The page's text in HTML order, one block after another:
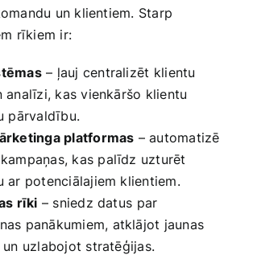
un klientiem. Starp⁣
rīkiem ir:
– ​ļauj centralizēt⁢ klientu
analīzi, kas vienkāršo klientu
pārvaldību.
platformas – automatizē
kas palīdz uzturēt‌
ar potenciālajiem klientiem.
rīki – sniedz datus ⁣par
panākumiem, atklājot jaunas
‍un uzlabojot ‌stratēģijas.